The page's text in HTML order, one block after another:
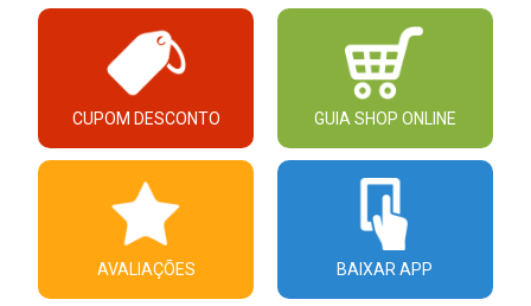
CUPOM DESCONTO GUIA SHOP ONLINE
AVALIAÇÕES BAIXAR APP